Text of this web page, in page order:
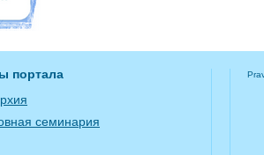
портала
семинария